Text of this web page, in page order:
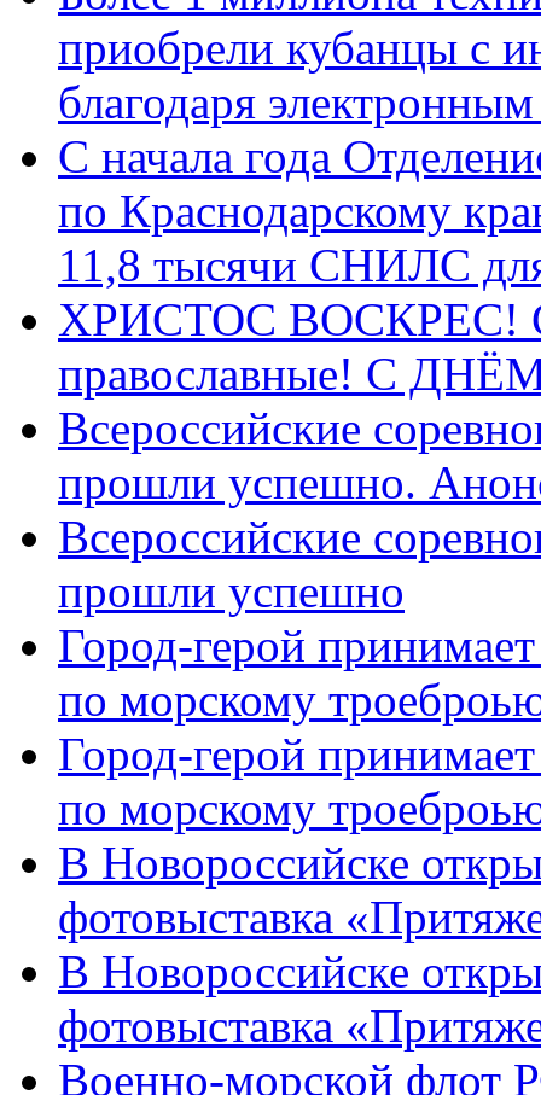
приобрели кубанцы с
благодаря
С начала года
по Краснодарскому
11,8 тысячи СНИЛС
ХРИСТОС ВОСКРЕС! С
православные! C
Всероссийские
прошли успешно.
Всероссийские
прошли успешно
Город-герой
по морскому
Город-герой
по морскому
В Новороссийске
фотовыставка
В Новороссийске
фотовыставка
Военно-морской флот